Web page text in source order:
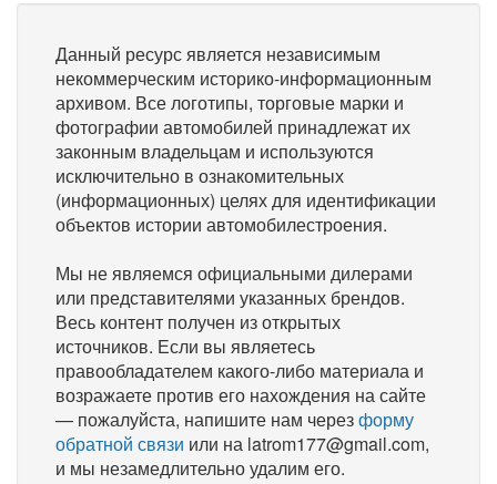
Данный ресурс является независимым
некоммерческим историко-информационным
архивом. Все логотипы, торговые марки и
фотографии автомобилей принадлежат их
законным владельцам и используются
исключительно в ознакомительных
(информационных) целях для идентификации
объектов истории автомобилестроения.
Мы не являемся официальными дилерами
или представителями указанных брендов.
Весь контент получен из открытых
источников. Если вы являетесь
правообладателем какого-либо материала и
возражаете против его нахождения на сайте
— пожалуйста, напишите нам черезформу
обратной связи или на latrom177@gmail.com,
и мы незамедлительно удалим его.